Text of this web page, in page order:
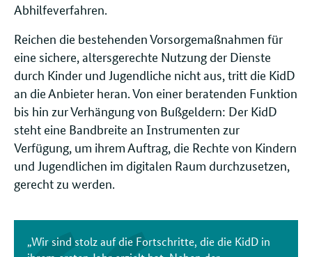
Abhilfeverfahren.
Reichen die bestehenden Vorsorgemaßnahmen für
eine sichere, altersgerechte Nutzung der Dienste
durch Kinder und Jugendliche nicht aus, tritt die KidD
an die Anbieter heran. Von einer beratenden Funktion
bis hin zur Verhängung von Bußgeldern: Der KidD
steht eine Bandbreite an Instrumenten zur
Verfügung, um ihrem Auftrag, die Rechte von Kindern
und Jugendlichen im digitalen Raum durchzusetzen,
gerecht zu werden.
„Wir sind stolz auf die Fortschritte, die die KidD in